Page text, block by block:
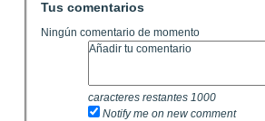
Tus comentarios
Ningún comentario de momento
caracteres restantes 1000
Notify me on new comment